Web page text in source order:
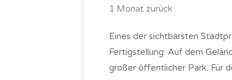
1 Monat zurück
Eines der sichtbarsten
Fertigstellung: Auf dem
großer öffentlicher Park. Für